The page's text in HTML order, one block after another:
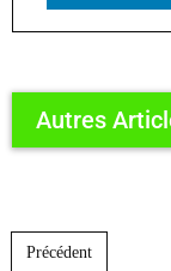
Autres
Post
Précédent